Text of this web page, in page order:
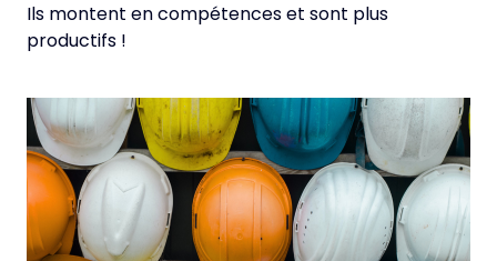
Ils montent en compétences et sont plus
productifs !